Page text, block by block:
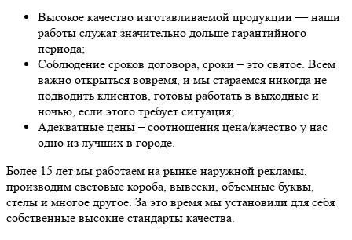
Высокое качество изготавливаемой продукции — наши
работы служат значительно дольше гарантийного
периода;
Соблюдение сроков договора, сроки – это святое. Всем
важно открыться вовремя, и мы стараемся никогда не
подводить клиентов, готовы работать в выходные и
ночью, если этого требует ситуация;
Адекватные цены – соотношения цена/качество у нас
одно из лучших в городе.
Более 15 лет мы работаем на рынке наружной рекламы,
производим световые короба, вывески, объемные буквы,
стелы и многое другое. За это время мы установили для себя
собственные высокие стандарты качества.